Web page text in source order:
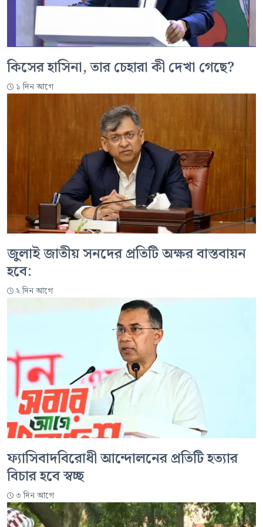
কিসের হাসিনা, তার চেহারা কী দেখা গেছে?
১ দিন আগে
জুলাই জাতীয় সনদের প্রতিটি অক্ষর বাস্তবায়ন
হবে:
২ দিন আগে
ফ্যাসিবাদবিরোধী আন্দোলনের প্রতিটি হত্যার
বিচার হবে স্বচ্ছ
৩ দিন আগে